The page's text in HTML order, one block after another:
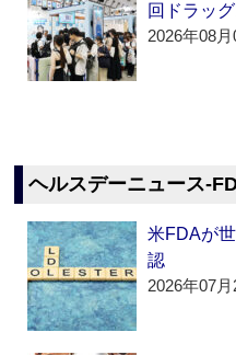
回ドラッ
2026年08
ヘルスデーニュース
米FDAが
認
2026年07